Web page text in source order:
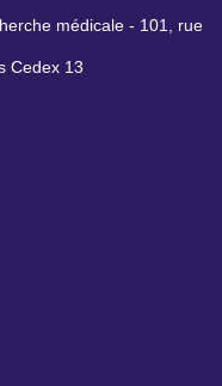
médicale - 101, rue
Cedex 13